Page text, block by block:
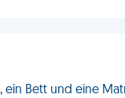
Bett und eine